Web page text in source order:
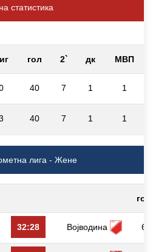
статистика
гол 2` дк МВП
40 7 1 1
40 7 1 1
лига - Жене
гол
32:28 Војводина 6